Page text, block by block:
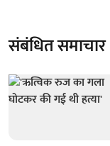
संबंधित समाचार